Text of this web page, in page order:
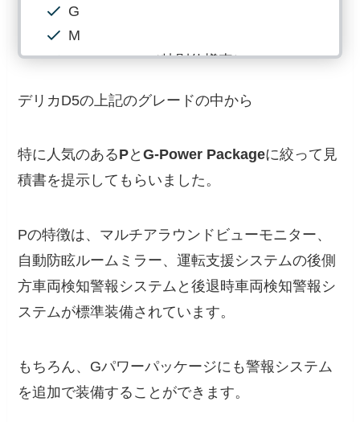
G
M
CHAMONIX（特別仕様車）
デリカD5の上記のグレードの中から
特に人気のあるPとG-Power Packageに絞って見
積書を提示してもらいました。
Pの特徴は、マルチアラウンドビューモニター、
自動防眩ルームミラー、運転支援システムの後側
方車両検知警報システムと後退時車両検知警報シ
ステムが標準装備されています。
もちろん、Gパワーパッケージにも警報システム
を追加で装備することができます。